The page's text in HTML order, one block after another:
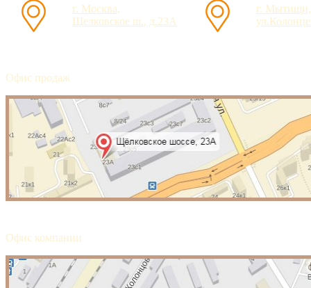
г. Москва,
Щелковское ш., д.23А
г. Мытищи,
Офис продаж
Офис компании